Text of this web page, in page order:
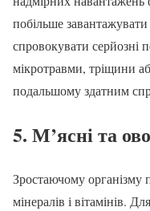
побільше
спровокувати серйозні
мікротравми, тріщини
подальшому здатним
5. М’ясні та
Зростаючому організму
мінералів і вітамінів.